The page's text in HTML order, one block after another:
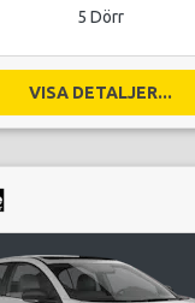
5 Dörr
VISA DETALJER...